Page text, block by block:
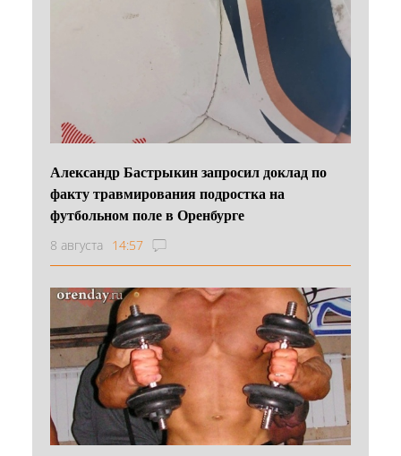
Александр Бастрыкин запросил доклад по
факту травмирования подростка на
футбольном поле в Оренбурге
8 августа 14:57